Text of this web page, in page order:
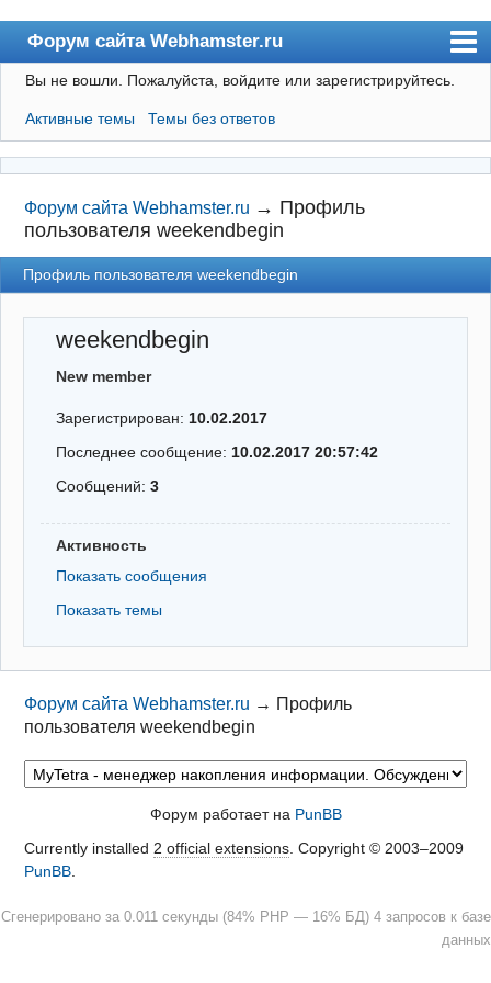
Форум сайта Webhamster.ru
Форум
Пользователи
Поиск
Регистрация
Webhamster.ru
Вы не вошли. Пожалуйста, войдите или зарегистрируйтесь.
Активные темы Темы без ответов
Форум сайта Webhamster.ru → Профиль
пользователя weekendbegin
Профиль пользователя weekendbegin
weekendbegin
New member
Зарегистрирован: 10.02.2017
Последнее сообщение:10.02.2017 20:57:42
Сообщений:3
Активность
Показать сообщения
Показать темы
Форум сайта Webhamster.ru → Профиль
пользователя weekendbegin
Форум работает на PunBB
Currently installed 2 official extensions. Copyright © 2003–2009
PunBB.
Сгенерировано за 0.011 секунды (84% PHP — 16% БД) 4 запросов к базе
данных